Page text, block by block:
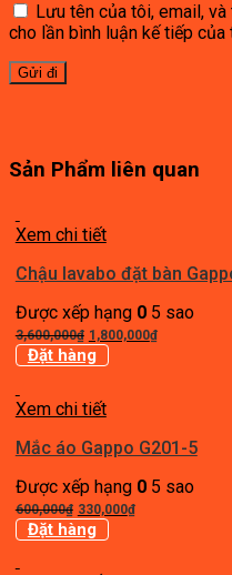
Lưu tên của tôi, email,
cho lần bình luận kế tiếp của
Sản Phẩm liên quan
Xem chi tiết
Chậu lavabo đặt bàn
Được xếp hạng 05 sao
3,600,000₫ Giá
gốc
3,600,000₫.
1,800,000₫Giá
Đặt hàng
Xem chi tiết
Mắc áo Gappo G201-5
Được xếp hạng 05 sao
600,000₫ Giá
gốc
600,000₫.
330,000₫Giá
Đặt hàng